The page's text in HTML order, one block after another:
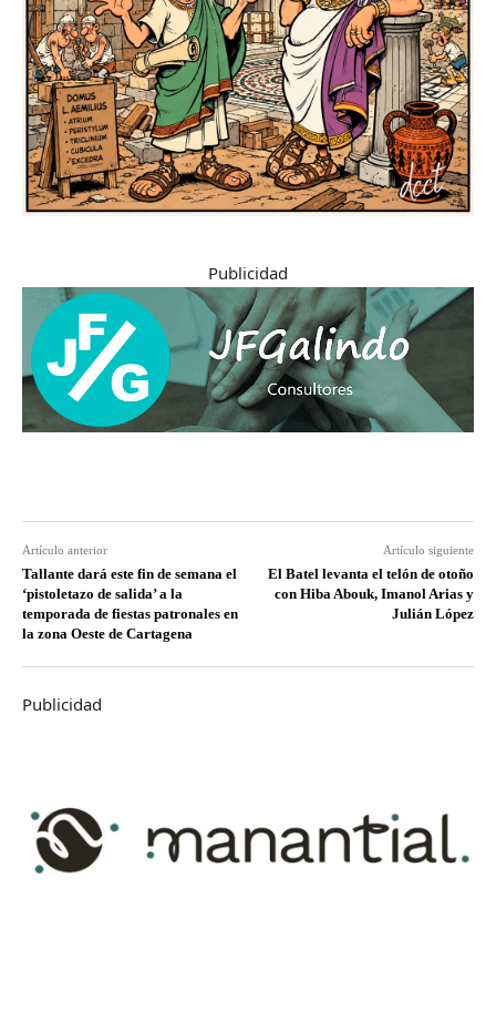
Publicidad
Artículo anterior
Tallante dará este fin de semana el
‘pistoletazo de salida’ a la
temporada de fiestas patronales en
la zona Oeste de Cartagena
Artículo siguiente
El Batel levanta el telón de otoño
con Hiba Abouk, Imanol Arias y
Julián López
Publicidad